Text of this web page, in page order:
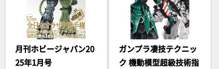
月刊ホビージャパン20
25年1月号
ガンプラ凄技テクニッ
ク 機動模型超級技術指